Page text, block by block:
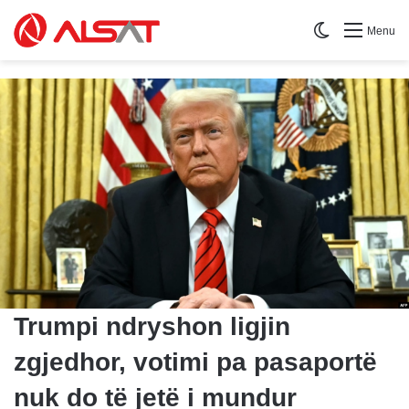
Menu
Switch skin
Trumpi ndryshon ligjin
zgjedhor, votimi pa pasaportë
nuk do të jetë i mundur